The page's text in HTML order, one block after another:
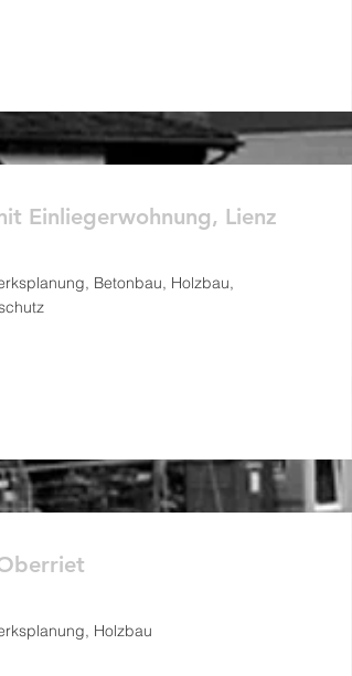
Einliegerwohnung, Lienz
Betonbau, Holzbau,
Holzbau